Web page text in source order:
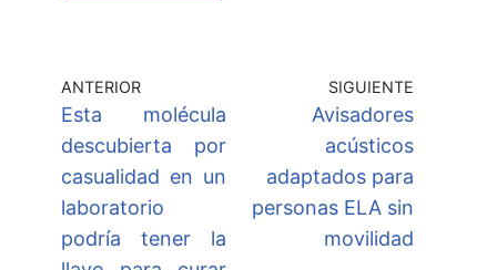
ANTERIOR
Esta molécula
descubierta por
casualidad en un
laboratorio
podría tener la
SIGUIENTE
Avisadores
acústicos
adaptados para
personas ELA sin
movilidad